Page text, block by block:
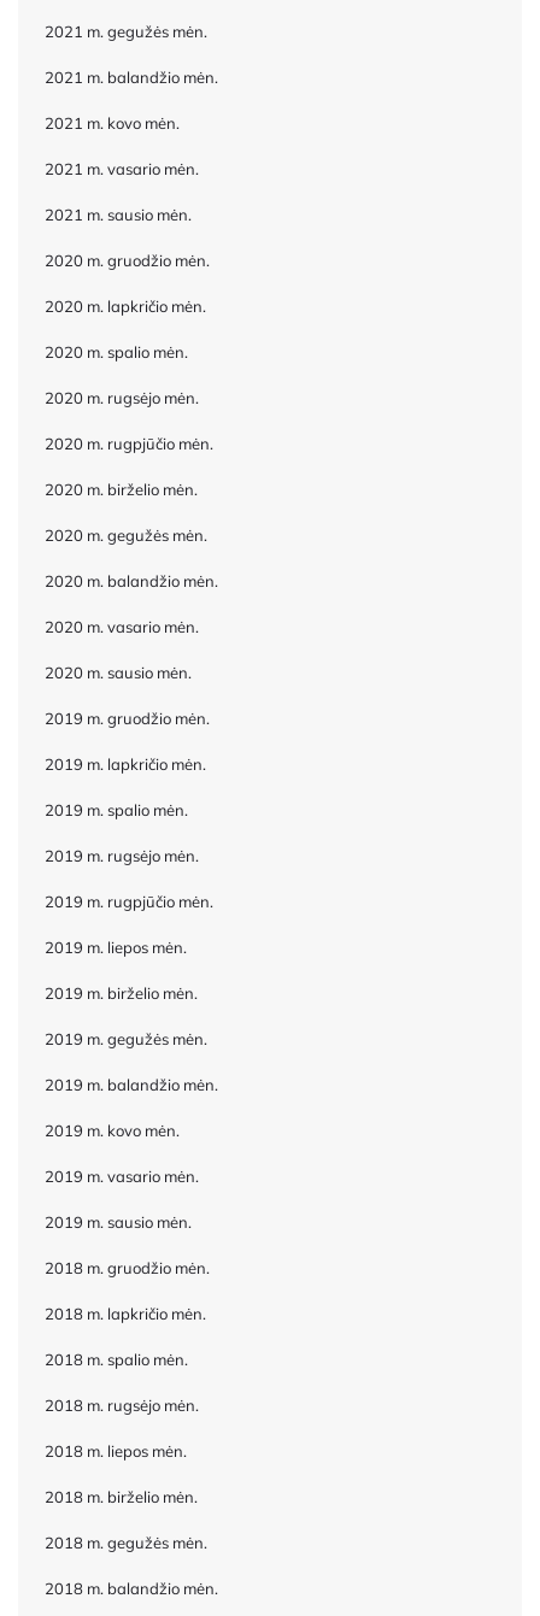
2021 m. gegužės mėn.
2021 m. balandžio mėn.
2021 m. kovo mėn.
2021 m. vasario mėn.
2021 m. sausio mėn.
2020 m. gruodžio mėn.
2020 m. lapkričio mėn.
2020 m. spalio mėn.
2020 m. rugsėjo mėn.
2020 m. rugpjūčio mėn.
2020 m. birželio mėn.
2020 m. gegužės mėn.
2020 m. balandžio mėn.
2020 m. vasario mėn.
2020 m. sausio mėn.
2019 m. gruodžio mėn.
2019 m. lapkričio mėn.
2019 m. spalio mėn.
2019 m. rugsėjo mėn.
2019 m. rugpjūčio mėn.
2019 m. liepos mėn.
2019 m. birželio mėn.
2019 m. gegužės mėn.
2019 m. balandžio mėn.
2019 m. kovo mėn.
2019 m. vasario mėn.
2019 m. sausio mėn.
2018 m. gruodžio mėn.
2018 m. lapkričio mėn.
2018 m. spalio mėn.
2018 m. rugsėjo mėn.
2018 m. liepos mėn.
2018 m. birželio mėn.
2018 m. gegužės mėn.
2018 m. balandžio mėn.